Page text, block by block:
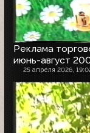
Реклама
июнь-август
25 апреля 2026,